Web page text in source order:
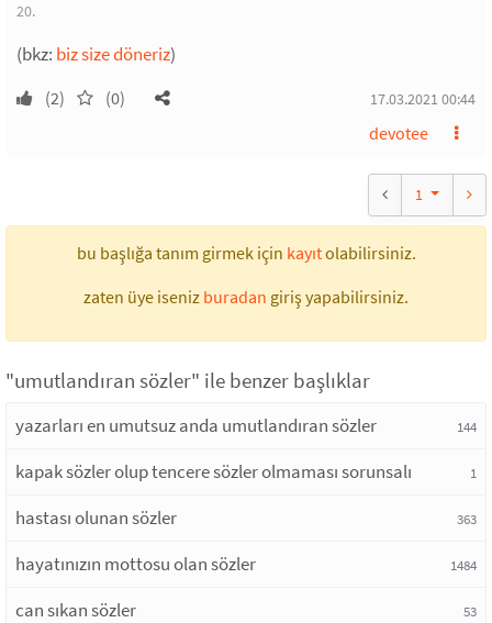
20.
(bkz: biz size döneriz)
(2) (0) 17.03.2021 00:44
devotee
1
bu başlığa tanım girmek için kayıtolabilirsiniz.
zaten üye iseniz buradan giriş yapabilirsiniz.
"umutlandıran sözler" ile benzer başlıklar
yazarları en umutsuz anda umutlandıran sözler 144
kapak sözler olup tencere sözler olmaması sorunsalı 1
hastası olunan sözler 363
hayatınızın mottosu olan sözler 1484
can sıkan sözler 53